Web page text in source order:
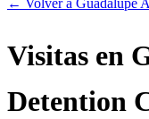
← Volver a Guadalupe
Visitas en
Detention